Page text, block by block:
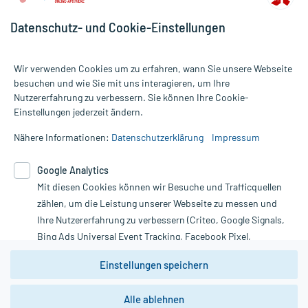
Alle Preise gelten inkl. MwSt., ggf. zzgl. Versandkosten
Informationen auf dieser Website werden ausschließlich für
die Untersuchung und Behandlung durch einen Arzt. Bitte
Therapien eingeleitet werden können. | Diese Webseite benutzt
Google Analytics. Lesen Sie bitte dazu die wichtigen Hinweise in
unserer Datenschutzerklärung. Für den Widerruf einer Bestellung
nutzen Sie das Formular:
Vertrag widerrufen
*Hinweise zu unseren Aktionen und Bewertungen
Datenschutz- und Cookie-Einstellungen
Wir verwenden Cookies um zu erfahren, wann Sie unsere Webseite
besuchen und wie Sie mit uns interagieren, um Ihre
Nutzererfahrung zu verbessern. Sie können Ihre Cookie-
Einstellungen jederzeit ändern.
Nähere Informationen: Datenschutzerklärung Impressum
Google Analytics
Mit diesen Cookies können wir Besuche und Trafficquellen
zählen, um die Leistung unserer Webseite zu messen und
Ihre Nutzererfahrung zu verbessern (Criteo, Google Signals,
Bing Ads Universal Event Tracking, Facebook Pixel,
Youtube-Social Plugin).
Wir weisen darauf hin, dass die
zwingend den Europäischen Anforderungen gem. EU-
Einstellungen speichern
Alle ablehnen